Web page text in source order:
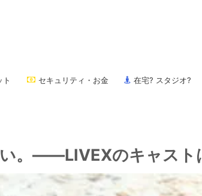
ト セキュリティ・お金 在宅? スタジオ?
い。――LIVEXのキャスト